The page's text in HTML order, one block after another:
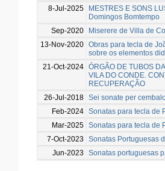
8-Jul-2025
MESTRES E SONS
Domingos Bomtempo
Sep-2020
Miserere de Villa de
13-Nov-2020 Obras para tecla de
sobre os elementos
21-Oct-2024 ÓRGÃO DE TUBOS
VILA DO CONDE.
RECUPERAÇÃO
26-Jul-2018 Sei sonate per
Feb-2024 Sonatas para tecla de
Mar-2025 Sonatas para tecla de
7-Oct-2023
Sonatas Portuguesas
Jun-2023
Sonatas portuguesas